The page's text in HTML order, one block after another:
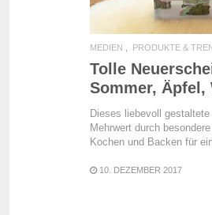
MEDIEN PRODUKTE &
Tolle
Sommer, Äpfel,
Dieses liebevoll
Mehrwert durch
Kochen und Backen für
10. DEZEMBER 2017